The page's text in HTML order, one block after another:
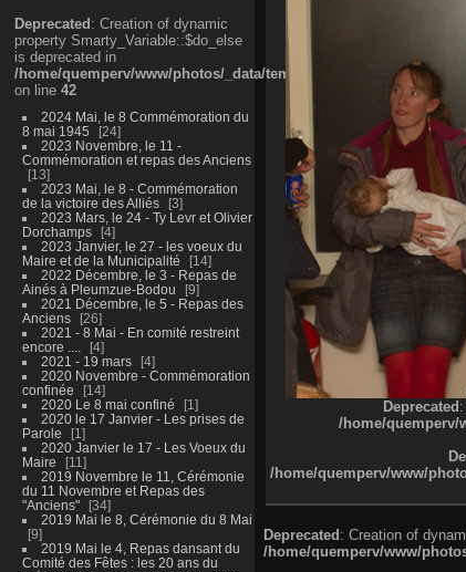
Deprecated: Creation of dynamic
property Smarty_Variable::$do_else
is deprecated in
/home/quemperv/www/photos/_data/templates_c/
on line 42
2024 Mai, le 8 Commémoration du
8 mai 1945
24
2023 Novembre, le 11 -
Commémoration et repas des Anciens
13
2023 Mai, le 8 - Commémoration
de la victoire des Alliés
3
2023 Mars, le 24 - Ty Levr et Olivier
Dorchamps
4
2023 Janvier, le 27 - les voeux du
Maire et de la Municipalité
14
2022 Décembre, le 3 - Repas de
Ainés à Pleumzue-Bodou
9
2021 Décembre, le 5 - Repas des
Anciens
26
2021 - 8 Mai - En comité restreint
encore ....
4
2021 - 19 mars
4
2020 Novembre - Commémoration
confinée
14
2020 Le 8 mai confiné
1
2020 le 17 Janvier - Les prises de
Parole
1
2020 Janvier le 17 - Les Voeux du
Maire
11
2019 Novembre le 11, Cérémonie
du 11 Novembre et Repas des
"Anciens"
34
2019 Mai le 8, Cérémonie du 8 Mai
9
2019 Mai le 4, Repas dansant du
Comité des Fêtes : les 20 ans du
Deprecated
/home/quemperv/
/home/quemperv/www/
Deprecated: Creation of
/home/quemperv/www/